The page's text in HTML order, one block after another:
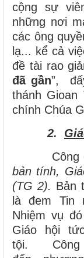
cộng sự
những nơi
các ông
lạ... kể cả
đề tài rao
đã gần”,
thánh
chính Chúa
2.
Công
bản tính,
(TG 2). Bản
là đem Tin
Nhiệm vụ
Giáo hội
tội. Công